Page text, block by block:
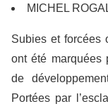
MICHEL
Subies et forcées
ont été marquées
de
Portées par